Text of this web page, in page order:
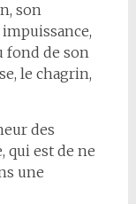
son
fond de son
le chagrin,
des
qui est de ne
une